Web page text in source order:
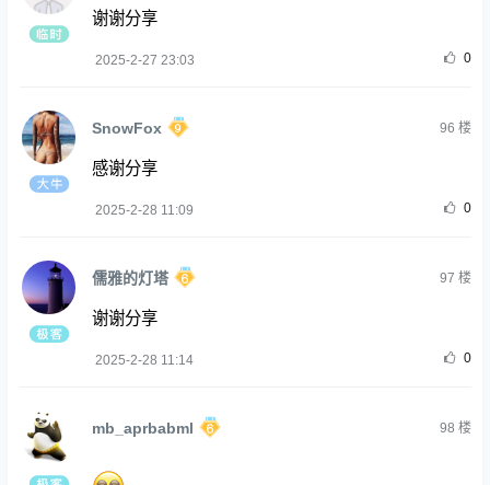
谢谢分享
2025-2-27 23:03 0
SnowFox 96 楼
感谢分享
2025-2-28 11:09 0
儒雅的灯塔 97 楼
谢谢分享
2025-2-28 11:14 0
mb_aprbabml 98 楼